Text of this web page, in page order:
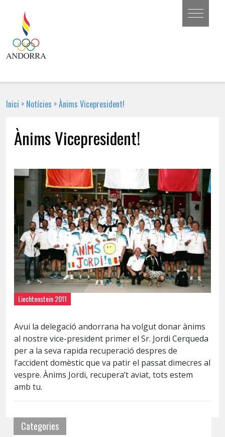
Inici > Notícies >Ànims Vicepresident!
Ànims Vicepresident!
Liechtenstein 2011
Avui la delegació andorrana ha volgut donar ànims
al nostre vice-president primer el Sr. Jordi Cerqueda
per a la seva rapida recuperació despres de
l’accident domèstic que va patir el passat dimecres al
vespre. Ànims Jordi, recupera’t aviat, tots estem
amb tu.
Categories